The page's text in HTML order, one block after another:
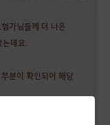
가님들께 더 나은
데요.
분이 확인되어 해당